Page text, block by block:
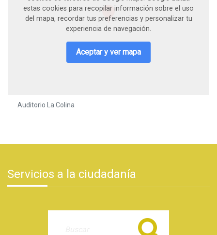
estas cookies para recopilar información sobre el uso
del mapa, recordar tus preferencias y personalizar tu
experiencia de navegación.
Aceptar y ver mapa
Auditorio La Colina
Servicios a la ciudadanía
Buscar